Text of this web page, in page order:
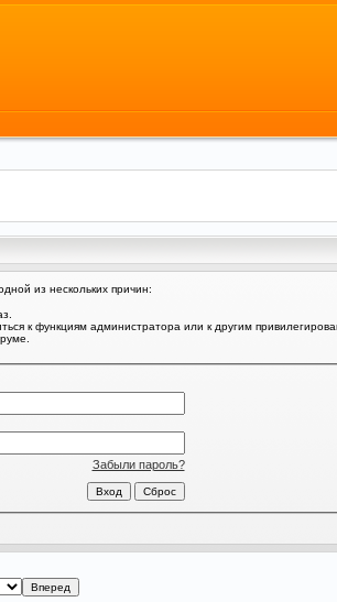
из нескольких причин:
к функциям администратора или к другим
Забыли пароль?